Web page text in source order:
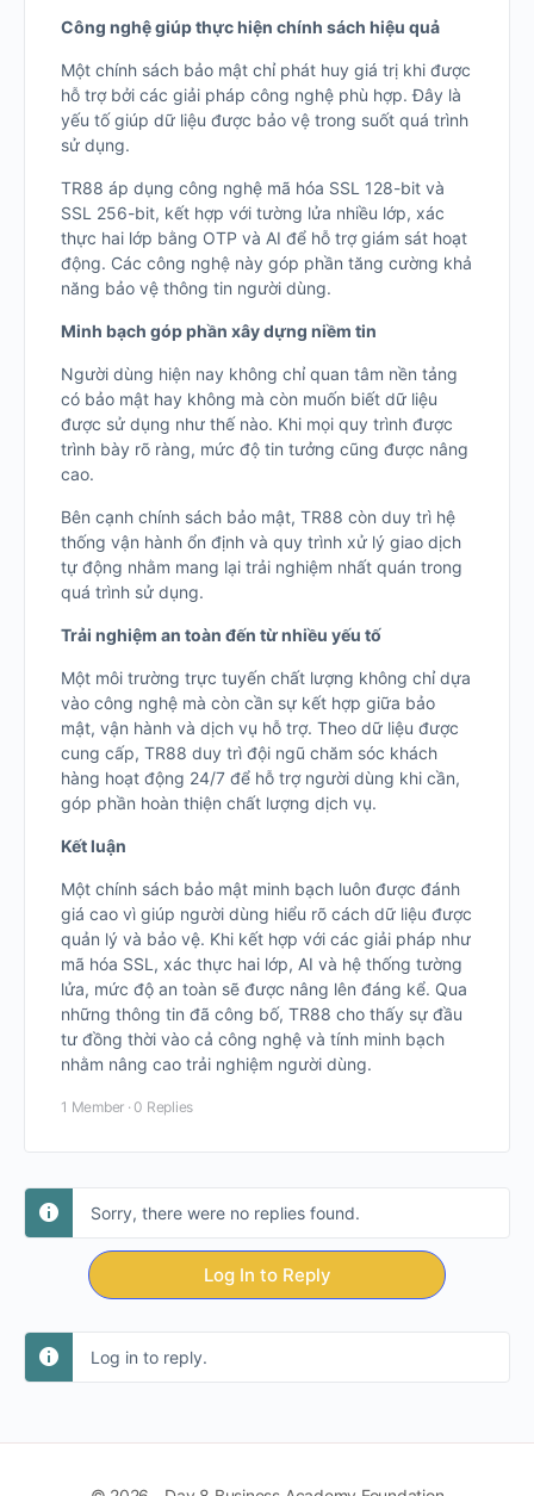
Công nghệ giúp thực hiện chính sách hiệu quả
Một chính sách bảo mật chỉ phát huy giá trị khi được
hỗ trợ bởi các giải pháp công nghệ phù hợp. Đây là
yếu tố giúp dữ liệu được bảo vệ trong suốt quá trình
sử dụng.
TR88 áp dụng công nghệ mã hóa SSL 128-bit và
SSL 256-bit, kết hợp với tường lửa nhiều lớp, xác
thực hai lớp bằng OTP và AI để hỗ trợ giám sát hoạt
động. Các công nghệ này góp phần tăng cường khả
năng bảo vệ thông tin người dùng.
Minh bạch góp phần xây dựng niềm tin
Người dùng hiện nay không chỉ quan tâm nền tảng
có bảo mật hay không mà còn muốn biết dữ liệu
được sử dụng như thế nào. Khi mọi quy trình được
trình bày rõ ràng, mức độ tin tưởng cũng được nâng
cao.
Bên cạnh chính sách bảo mật, TR88 còn duy trì hệ
thống vận hành ổn định và quy trình xử lý giao dịch
tự động nhằm mang lại trải nghiệm nhất quán trong
quá trình sử dụng.
Trải nghiệm an toàn đến từ nhiều yếu tố
Một môi trường trực tuyến chất lượng không chỉ dựa
vào công nghệ mà còn cần sự kết hợp giữa bảo
mật, vận hành và dịch vụ hỗ trợ. Theo dữ liệu được
cung cấp, TR88 duy trì đội ngũ chăm sóc khách
hàng hoạt động 24/7 để hỗ trợ người dùng khi cần,
góp phần hoàn thiện chất lượng dịch vụ.
Kết luận
Một chính sách bảo mật minh bạch luôn được đánh
giá cao vì giúp người dùng hiểu rõ cách dữ liệu được
quản lý và bảo vệ. Khi kết hợp với các giải pháp như
mã hóa SSL, xác thực hai lớp, AI và hệ thống tường
lửa, mức độ an toàn sẽ được nâng lên đáng kể. Qua
những thông tin đã công bố, TR88 cho thấy sự đầu
tư đồng thời vào cả công nghệ và tính minh bạch
nhằm nâng cao trải nghiệm người dùng.
1 Member · 0 Replies
Sorry, there were no replies found.
Log In to Reply
Log in to reply.